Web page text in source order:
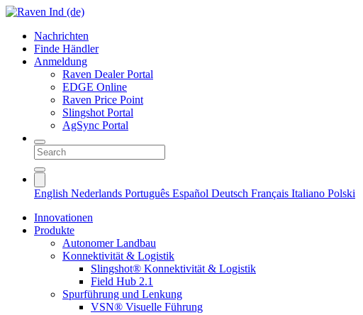
Nachrichten
Finde Händler
Anmeldung
Raven Dealer Portal
EDGE Online
Raven Price Point
Slingshot Portal
AgSync Portal
English Nederlands Português Español Deutsch Français Italiano Polski
Innovationen
Produkte
Autonomer Landbau
Konnektivität & Logistik
Slingshot® Konnektivität & Logistik
Field Hub 2.1
Spurführung und Lenkung
VSN® Visuelle Führung